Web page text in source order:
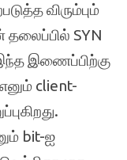
விரும்பும்
SYN
இணைப்பிற்கு
client-
bit-ஐ